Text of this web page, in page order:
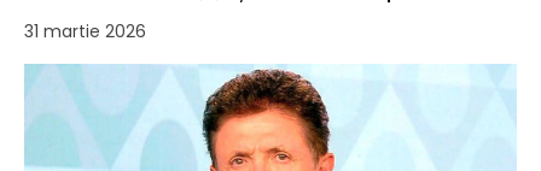
31 martie 2026